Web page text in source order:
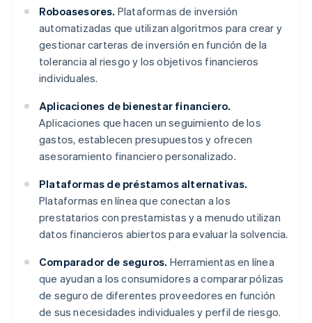
Roboasesores. Plataformas de inversión
automatizadas que utilizan algoritmos para crear y
gestionar carteras de inversión en función de la
tolerancia al riesgo y los objetivos financieros
individuales.
Aplicaciones de bienestar financiero.
Aplicaciones que hacen un seguimiento de los
gastos, establecen presupuestos y ofrecen
asesoramiento financiero personalizado.
Plataformas de préstamos alternativas.
Plataformas en línea que conectan a los
prestatarios con prestamistas y a menudo utilizan
datos financieros abiertos para evaluar la solvencia.
Comparador de seguros. Herramientas en línea
que ayudan a los consumidores a comparar pólizas
de seguro de diferentes proveedores en función
de sus necesidades individuales y perfil de riesgo.